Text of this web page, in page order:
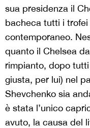
sua presidenza il
bacheca tutti i
contemporaneo.
quanto il Chelsea
rimpianto, dopo
giusta, per lui) nel
Shevchenko sia
è stata l’unico
avuto, la causa del